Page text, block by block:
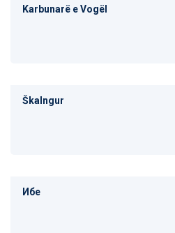
Karbunarë e Vogël
Škalngur
Ибе